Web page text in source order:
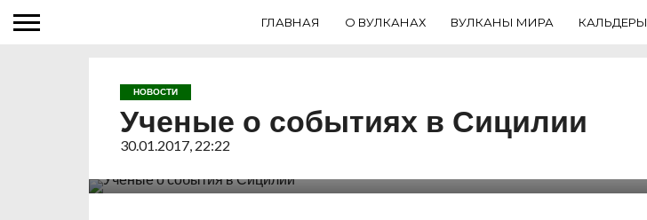
ГЛАВНАЯ О ВУЛКАНАХ ВУЛКАНЫ МИРА КАЛЬДЕРЫ
НОВОСТИ
Ученые о событиях в Сицилии
30.01.2017, 22:22